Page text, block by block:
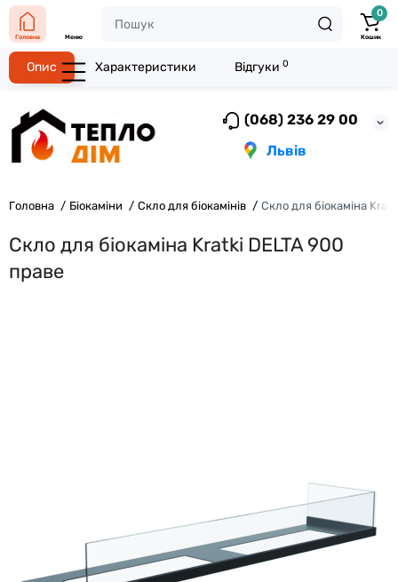
(068) 236 29 00
Львів
Головна Меню
0
Кошик
Головна Біокаміни Скло для біокамінів Скло для біокаміна
Скло для біокаміна Kratki DELTA 900
праве
Опис Характеристики Відгуки 0